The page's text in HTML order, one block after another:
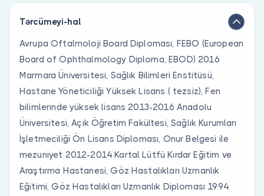
Tərcümeyi-hal
Avrupa Oftalmoloji Board Diploması, FEBO (European
Board of Ophthalmology Diploma, EBOD) 2016
Marmara Üniversitesi, Sağlık Bilimleri Enstitüsü,
Hastane Yöneticiliği Yüksek Lisans ( tezsiz), Fen
bilimlerinde yüksek lisans 2013-2016 Anadolu
Üniversitesi, Açık Öğretim Fakültesi, Sağlık Kurumları
İşletmeciliği Ön Lisans Diploması, Onur Belgesi ile
mezuniyet 2012-2014 Kartal Lütfü Kırdar Eğitim ve
Araştırma Hastanesi, Göz Hastalıkları Uzmanlık
Eğitimi, Göz Hastalıkları Uzmanlık Diploması 1994